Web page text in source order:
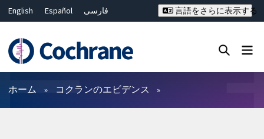
English Español
فارسی
Deutsch
Bahasa Malaysia
ไทย
繁體中文
简体中文
言語をさらに表示する
フィルター
ホーム コクランのエビデンス